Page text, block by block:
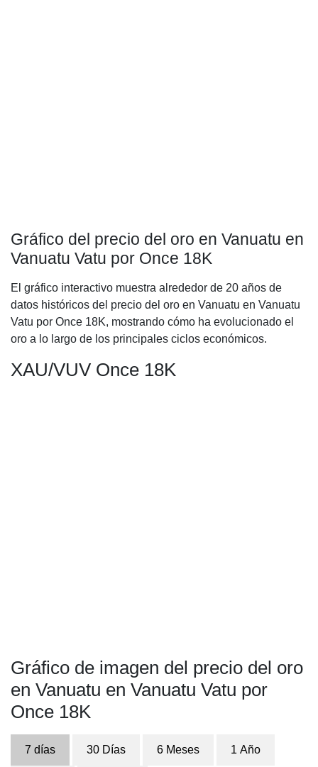
Gráfico del precio del oro en Vanuatu en
Vanuatu Vatu por Once 18K
El gráfico interactivo muestra alrededor de 20 años de
datos históricos del precio del oro en Vanuatu en Vanuatu
Vatu por Once 18K, mostrando cómo ha evolucionado el
oro a lo largo de los principales ciclos económicos.
XAU/VUV Once 18K
Gráfico de imagen del precio del oro
en Vanuatu en Vanuatu Vatu por
Once 18K
7 días 30 Días 6 Meses 1 Año